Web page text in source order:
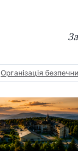
Організація